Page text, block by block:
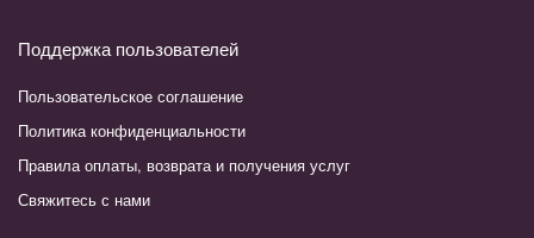
Поддержка пользователей
Пользовательское соглашение
Политика конфиденциальности
Правила оплаты, возврата и получения услуг
Свяжитесь с нами